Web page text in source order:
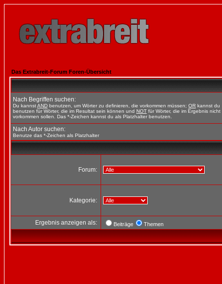
Das Extrabreit-Forum Foren-Übersicht
Nach Begriffen suchen:
Du kannstAND benutzen, um Wörter zu definieren, die vorkommen müssen; OR kannst du
benutzen für Wörter, die im Resultat sein können und NOT für Wörter, die im Ergebnis nicht
vorkommen sollen. Das *-Zeichen kannst du als Platzhalter benutzen.
Nach Autor suchen:
Benutze das *-Zeichen als Platzhalter
Forum:
Kategorie:
Ergebnis anzeigen als: Beiträge Themen